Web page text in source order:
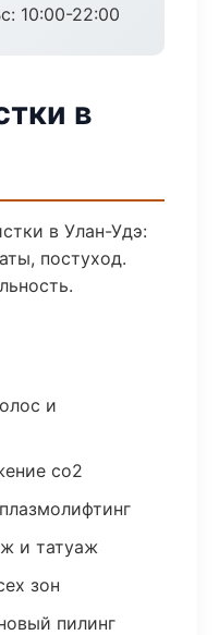
10:00-22:00
в
в Улан-Удэ:
постуход.
и
co2
и татуаж
зон
пилинг